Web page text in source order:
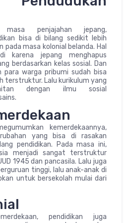
penjajahan jepang,
bisa di bilang sedikit lebih
pada masa kolonial belanda. Hal
karena jepang menghapus
berdasarkan kelas sosial. Dan
para warga pribumi sudah bisa
terstruktur. Lalu kurikulum yang
dengan ilmu sosial
kemerdekaannya,
yang bisa di rasakan
pendidikan. Pada masa ini,
menjadi sangat terstruktur
1945 dan pancasila. Lalu juga
tinggi, lalu anak-anak di
untuk bersekolah mulai dari
pendidikan juga